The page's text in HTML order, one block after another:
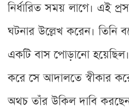
নির্ধারিত সময় লাগে। এই
ঘটনার উল্লেখ করেন। তিনি
একটি বাস পোড়ানো
করে সে আদালতে স্বীকার
অথচ তাঁর উকিল দাবি